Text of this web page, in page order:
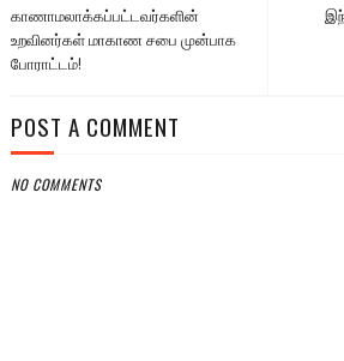
காணாமலாக்கப்பட்டவர்களின்
உறவினர்கள் மாகாண சபை முன்பாக
போராட்டம்!
POST A COMMENT
NO COMMENTS